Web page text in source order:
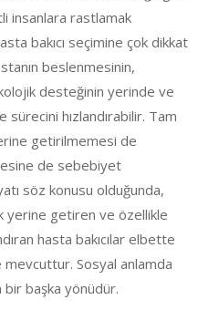
insanlara rastlamak
bakıcı seçimine çok dikkat
beslenmesinin,
desteğinin yerinde ve
sürecini hızlandırabilir. Tam
getirilmemesi de
de sebebiyet
söz konusu olduğunda,
yerine getiren ve özellikle
hasta bakıcılar elbette
Sosyal anlamda
bir başka yönüdür.